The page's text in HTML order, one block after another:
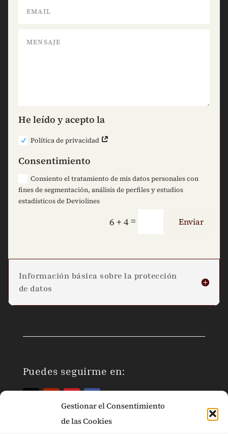
Gestionar el Consentimiento
de las Cookies
He leído y acepto la
Política de privacidad
Consentimiento
Consiento el tratamiento de mis datos personales con
fines de segmentación, análisis de perfiles y estudios
estadísticos de Deviolines
6 + 4= Enviar
Información básica sobre la protección
de datos
Puedes seguirme en: